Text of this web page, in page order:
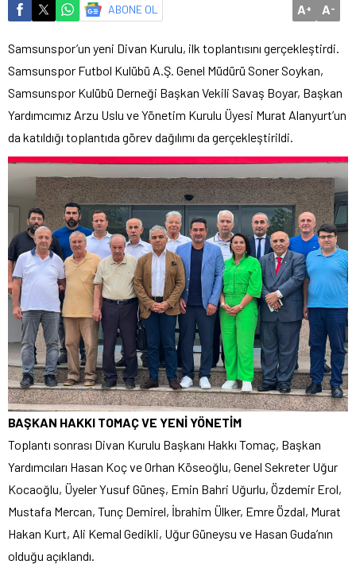
ABONE OL A+ A-
Samsunspor’un yeni Divan Kurulu, ilk toplantısını gerçekleştirdi.
Samsunspor Futbol Kulübü A.Ş. Genel Müdürü Soner Soykan,
Samsunspor Kulübü Derneği Başkan Vekili Savaş Boyar, Başkan
Yardımcımız Arzu Uslu ve Yönetim Kurulu Üyesi Murat Alanyurt’un
da katıldığı toplantıda görev dağılımı da gerçekleştirildi.
BAŞKAN HAKKI TOMAÇ VE YENİ YÖNETİM
Toplantı sonrası Divan Kurulu Başkanı Hakkı Tomaç, Başkan
Yardımcıları Hasan Koç ve Orhan Köseoğlu, Genel Sekreter Uğur
Kocaoğlu, Üyeler Yusuf Güneş, Emin Bahri Uğurlu, Özdemir Erol,
Mustafa Mercan, Tunç Demirel, İbrahim Ülker, Emre Özdal, Murat
Hakan Kurt, Ali Kemal Gedikli, Uğur Güneysu ve Hasan Guda’nın
olduğu açıklandı.